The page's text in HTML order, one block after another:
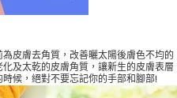
皮膚去角質，改善曬太陽後膚色不均的
及太乾的皮膚角質，讓新生的皮膚表層
候，絕對不要忘記你的手部和腳部!